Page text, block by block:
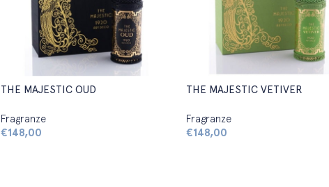
THE MAJESTIC OUD
Fragranze
€148,00
THE MAJESTIC VETIVER
Fragranze
€148,00